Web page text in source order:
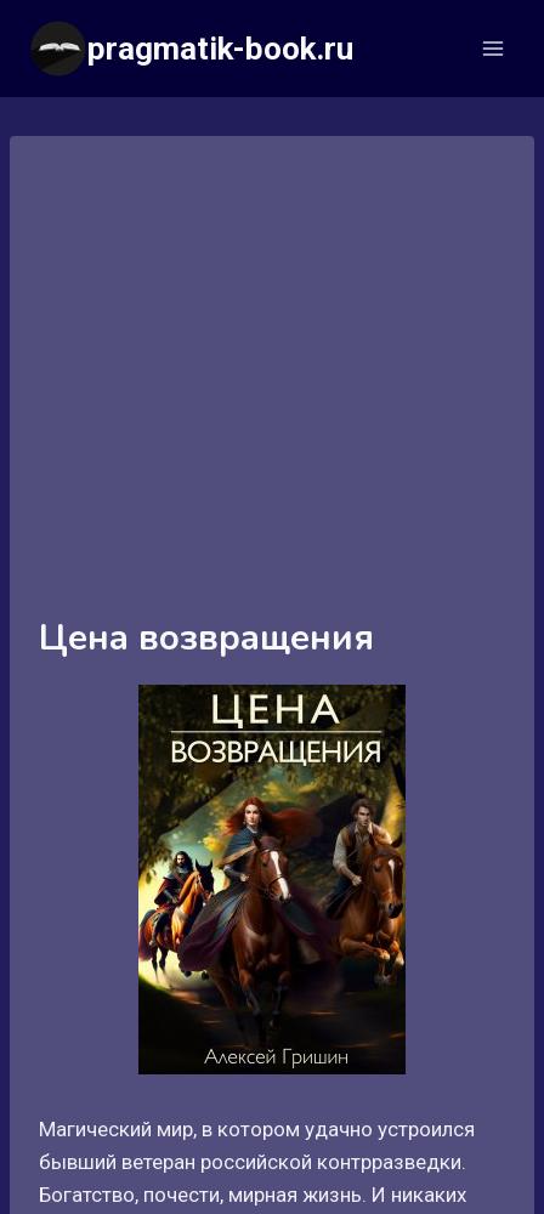
Перейти
содержимому
pragmatik-book.ru
Цена возвращения
Магический мир, в котором удачно устроился
бывший ветеран российской контрразведки.
Богатство, почести, мирная жизнь. И никаких